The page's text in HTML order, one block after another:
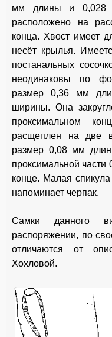
мм длины и 0,028
расположено на
конца. Хвост имеет
несёт крылья.
постанальных
неодинаковы по
размер 0,36 мм
ширины. Она
проксимальном
расщеплен на две
размер 0,08 мм
проксимальной
конце. Малая
напоминает черпак.
Самки данного
распоряжении, по
отличаются от
Хохловой.